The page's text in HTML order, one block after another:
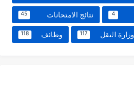
4 نتائج الامتحانات 45
وزارة النقل 117 وظائف 118